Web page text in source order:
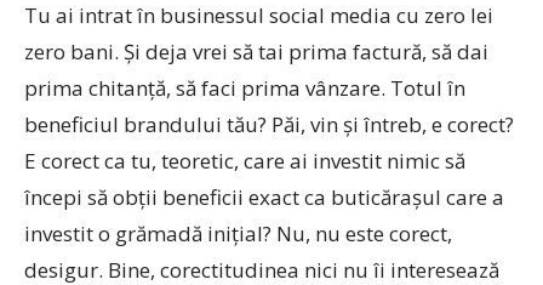
Tu ai intrat în businessul social media cu zero lei
zero bani. Și deja vrei să tai prima factură, să dai
prima chitanță, să faci prima vânzare. Totul în
beneficiul brandului tău? Păi, vin și întreb, e corect?
E corect ca tu, teoretic, care ai investit nimic să
începi să obții beneficii exact ca buticărașul care a
investit o grămadă inițial? Nu, nu este corect,
desigur. Bine, corectitudinea nici nu îi interesează